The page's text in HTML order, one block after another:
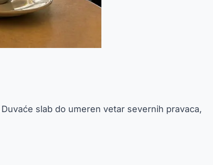
Duvaće slab do umeren vetar severnih pravaca,